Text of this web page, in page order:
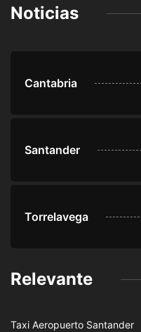
Noticias
Cantabria
Santander
Torrelavega
Relevante
Taxi Aeropuerto Santander